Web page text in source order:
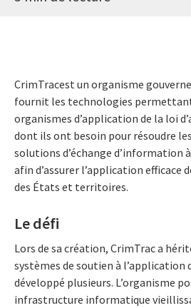
CrimTracest un organisme
fournit les technologies
organismes d’application de la loi
dont ils ont besoin pour résoudre
solutions d’échange d’information
afin d’assurer l’application efficace
des États et territoires.
Le défi
Lors de sa création, CrimTrac a
systèmes de soutien à l’application
développé plusieurs. L’organisme
infrastructure informatique